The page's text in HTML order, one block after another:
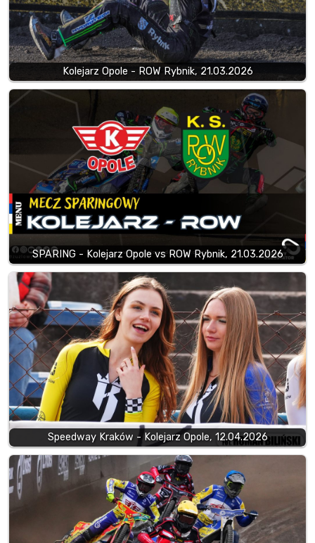
Kolejarz Opole - ROW Rybnik, 21.03.2026
SPARING - Kolejarz Opole vs ROW Rybnik, 21.03.2026
Speedway Kraków - Kolejarz Opole, 12.04.2026